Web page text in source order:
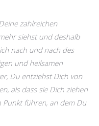
zahlreichen
siehst und deshalb
nach und nach des
und heilsamen
Du entziehst Dich von
als dass sie Dich ziehen
führen, an dem Du